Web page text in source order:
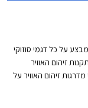
על כל דגמי סוזוקי
עת ייכנסו תקנות זיהום האוויר
זיהום האוויר על
בעקבות שינוי נוסחת